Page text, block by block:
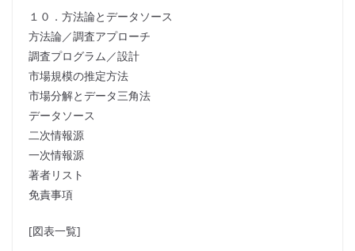
１０．方法論とデータソース
方法論／調査アプローチ
調査プログラム／設計
市場規模の推定方法
市場分解とデータ三角法
データソース
二次情報源
一次情報源
著者リスト
免責事項
[図表一覧]